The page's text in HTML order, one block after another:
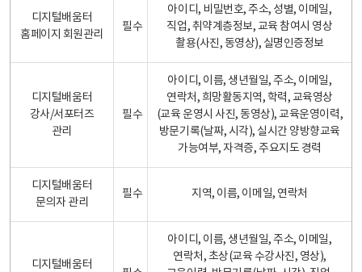
디지털배움터
홈페이지 회원관리
필수
아이디, 비밀번호, 주소, 성별, 이메일,
직업, 취약계층정보, 교육 참여시 영상
촬용(사진, 동영상), 실명인증정보
디지털배움터
강사/서포터즈
관리
필수
아이디, 이름, 생년월일, 주소, 이메일,
연락처, 희망활동지역, 학력, 교육영상
(교육 운영시 사진, 동영상), 교육운영이력,
방문기록(날짜, 시각), 실시간 양방향교육
가능여부, 자격증, 주요지도 경력
디지털배움터
문의자 관리
필수 지역, 이름, 이메일, 연락처
디지털배움터
아이디, 이름, 생년월일, 주소, 이메일,
연락처, 초상(교육 수강사진, 영상),